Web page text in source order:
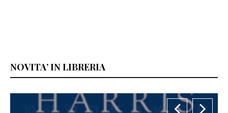
NOVITA’ IN LIBRERIA